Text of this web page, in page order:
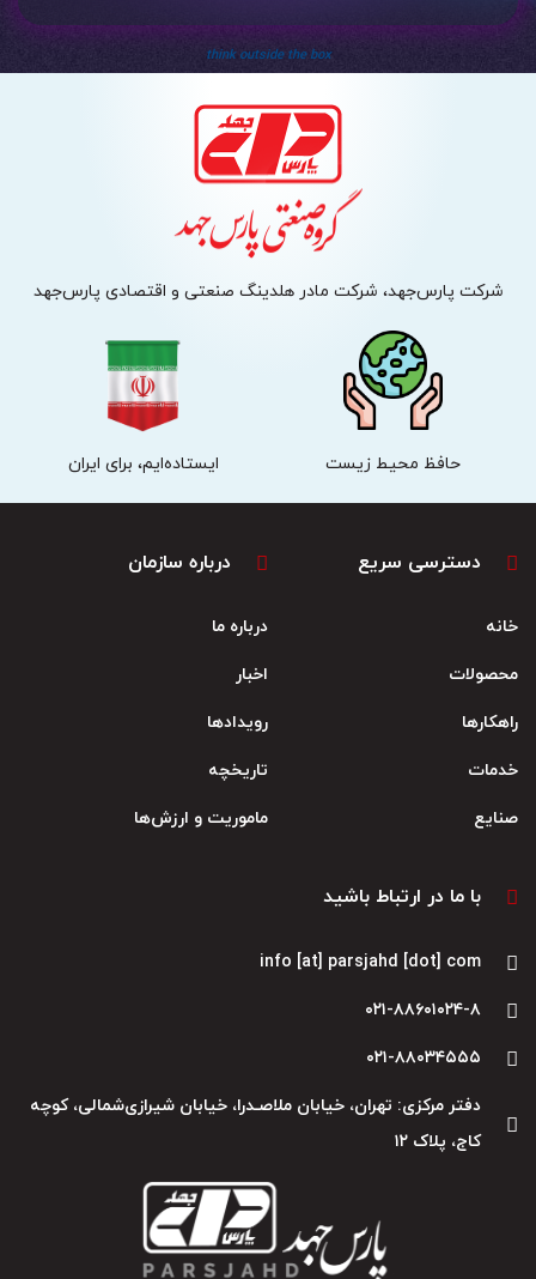
think outside the box
شرکت پارس‌جهد، شرکت مادر هلدینگ صنعتی و اقتصادی پارس‌جهد
حافظ محیط زیست ایستاده‌ایم، برای ایران
دسترسی سریع
خانه
محصولات
راهکارها
خدمات
صنایع
درباره سازمان
درباره ما
اخبار
رویدادها
تاریخچه
ماموریت و ارزش‌ها
با ما در ارتباط باشید
info [at] parsjahd [dot] com
۰۲۱-۸۸۶۰۱۰۲۴-۸
۰۲۱-۸۸۰۳۴۵۵۵
دفتر مرکزی: تهران، خیابان ملاصـدرا، خیابان شیرازی‌شمالی، کوچه
کاج، پلاک ۱۲